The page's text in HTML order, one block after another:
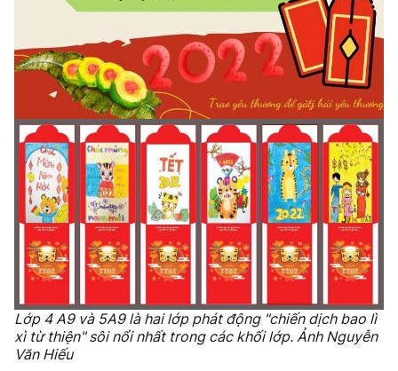
Lớp 4 A9 và 5A9 là hai lớp phát động "chiến dịch bao lì
xì từ thiện" sôi nổi nhất trong các khối lớp. Ảnh Nguyễn
Văn Hiếu